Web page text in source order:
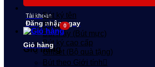
Tài khoản
Đăng nhập ngay
Giỏ hàng
Giỏ hàng
Bút ký tên
Bút bi
Bút máy (Bút mực)
Bút ký cao cấp
Giftset (Bộ quà tặng)
Bút theo Giới tính